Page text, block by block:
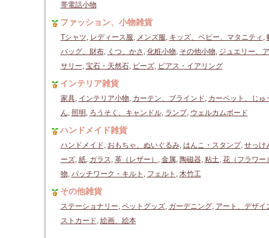
帯電話小物
ファッション、小物雑貨
Tシャツ, レディース服, メンズ服, キッズ、ベビー、マタニティ ,
バッグ、財布, くつ、かさ , 化粧小物, その他小物, ジュエリー、
サリー, 宝石・天然石, ビーズ, ピアス・イアリング
インテリア雑貨
家具, インテリア小物, カーテン、ブラインド, カーペット、じゅ
ん, 照明 , ろうそく、キャンドル, ランプ, ウェルカムボード
ハンドメイド雑貨
ハンドメイド, おもちゃ、ぬいぐるみ, はんこ・スタンプ, せっけ
ーズ, 紙, ガラス, 革（レザー） , 金属, 陶磁器, 粘土, 花（フラワー
物, パッチワーク・キルト , フェルト , 木竹工
その他雑貨
ステーショナリー, ペットグッズ, ガーデニング, アート、デザイ
ストカード, 絵画、絵本